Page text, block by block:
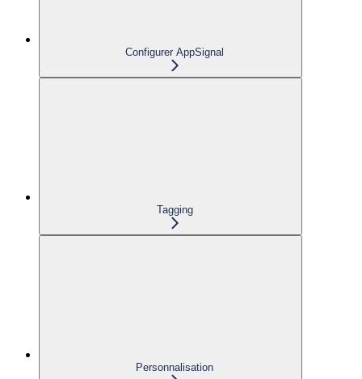
Configurer AppSignal
Tagging
Personnalisation